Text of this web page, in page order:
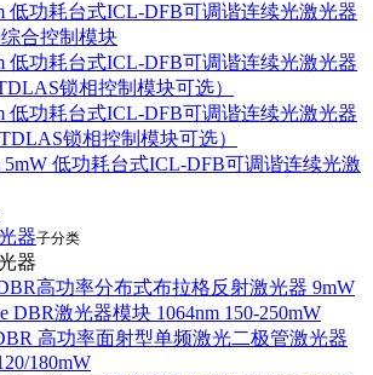
低功耗台式ICL-DFB可调谐连续光激光器
合控制模块
低功耗台式ICL-DFB可调谐连续光激光器
锁相控制模块可选）
低功耗台式ICL-DFB可调谐连续光激光器
锁相控制模块可选）
5mW 低功耗台式ICL-DFB可调谐连续光激
器子分类
器
高功率分布式布拉格反射激光器 9mW
DBR激光器模块 1064nm 150-250mW
高功率面射型单频激光二极管激光器
180mW